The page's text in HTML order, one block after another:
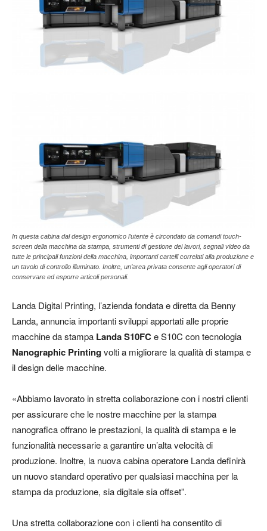
In questa cabina dal design ergonomico l’utente è circondato da comandi touch-
screen della macchina da stampa, strumenti di gestione dei lavori, segnali video da
tutte le principali funzioni della macchina, importanti cartelli correlati alla produzione e
un tavolo di controllo illuminato. Inoltre, un’area privata consente agli operatori di
conservare ed esporre articoli personali.
Landa Digital Printing, l’azienda fondata e diretta da Benny
Landa, annuncia importanti sviluppi apportati alle proprie
macchine da stampa Landa S10FCe S10C con tecnologia
Nanographic Printingvolti a migliorare la qualità di stampa e
il design delle macchine.
«Abbiamo lavorato in stretta collaborazione con i nostri clienti
per assicurare che le nostre macchine per la stampa
nanografica offrano le prestazioni, la qualità di stampa e le
funzionalità necessarie a garantire un’alta velocità di
produzione. Inoltre, la nuova cabina operatore Landa definirà
un nuovo standard operativo per qualsiasi macchina per la
stampa da produzione, sia digitale sia offset”.
Una stretta collaborazione con i clienti ha consentito di